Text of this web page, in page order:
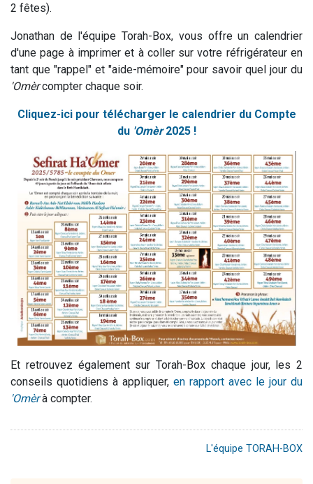
2 fêtes).
Jonathan de l'équipe Torah-Box, vous offre un calendrier
d'une page à imprimer et à coller sur votre réfrigérateur en
tant que "rappel" et "aide-mémoire" pour savoir quel jour du
'Omèrcompter chaque soir.
Cliquez-ici pour télécharger le calendrier du Compte
du'Omèr2025 !
Et retrouvez également sur Torah-Box chaque jour, les 2
conseils quotidiens à appliquer, en rapport avec le jour du
'Omèrà compter.
L'équipe TORAH-BOX